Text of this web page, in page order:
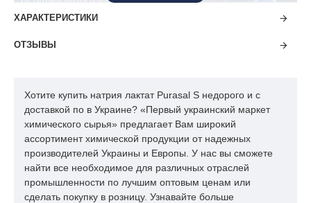
ХАРАКТЕРИСТИКИ
ОТЗЫВЫ
Хотите купить натрия лактат Purasal S недорого и с
доставкой по в Украине? «Первый украинский маркет
химического сырья» предлагает Вам широкий
ассортимент химической продукции от надежных
производителей Украины и Европы. У нас вы сможете
найти все необходимое для различных отраслей
промышленности по лучшим оптовым ценам или
сделать покупку в розницу. Узнавайте больше